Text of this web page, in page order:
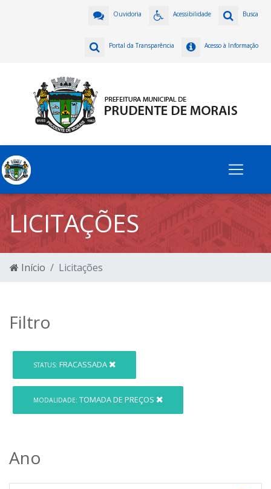
Busca
Acessibilidade
Ouvidoria
Acesso à Informação
Portal da Transparência
LICITAÇÕES
Início Licitações
Filtro
STATUS: FRACASSADA
MODALIDADE: TOMADA DE PREÇOS
Ano